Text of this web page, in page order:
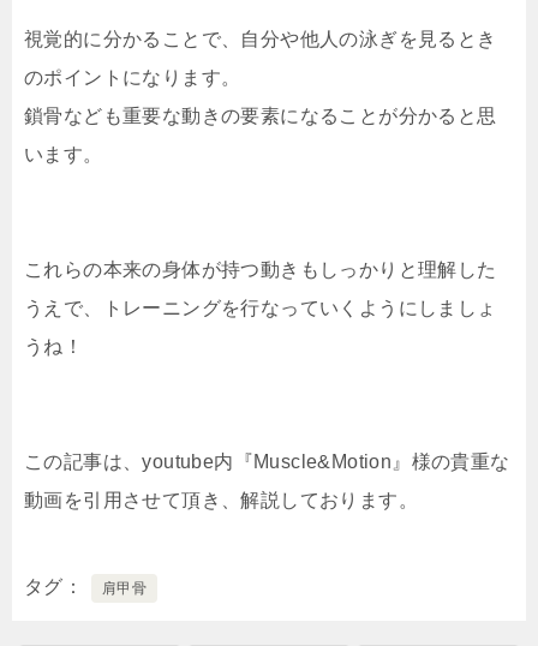
視覚的に分かることで、自分や他人の泳ぎを見るとき
のポイントになります。
鎖骨なども重要な動きの要素になることが分かると思
います。
これらの本来の身体が持つ動きもしっかりと理解した
うえで、トレーニングを行なっていくようにしましょ
うね！
この記事は、youtube内『Muscle&Motion』様の貴重な
動画を引用させて頂き、解説しております。
タグ 肩甲骨